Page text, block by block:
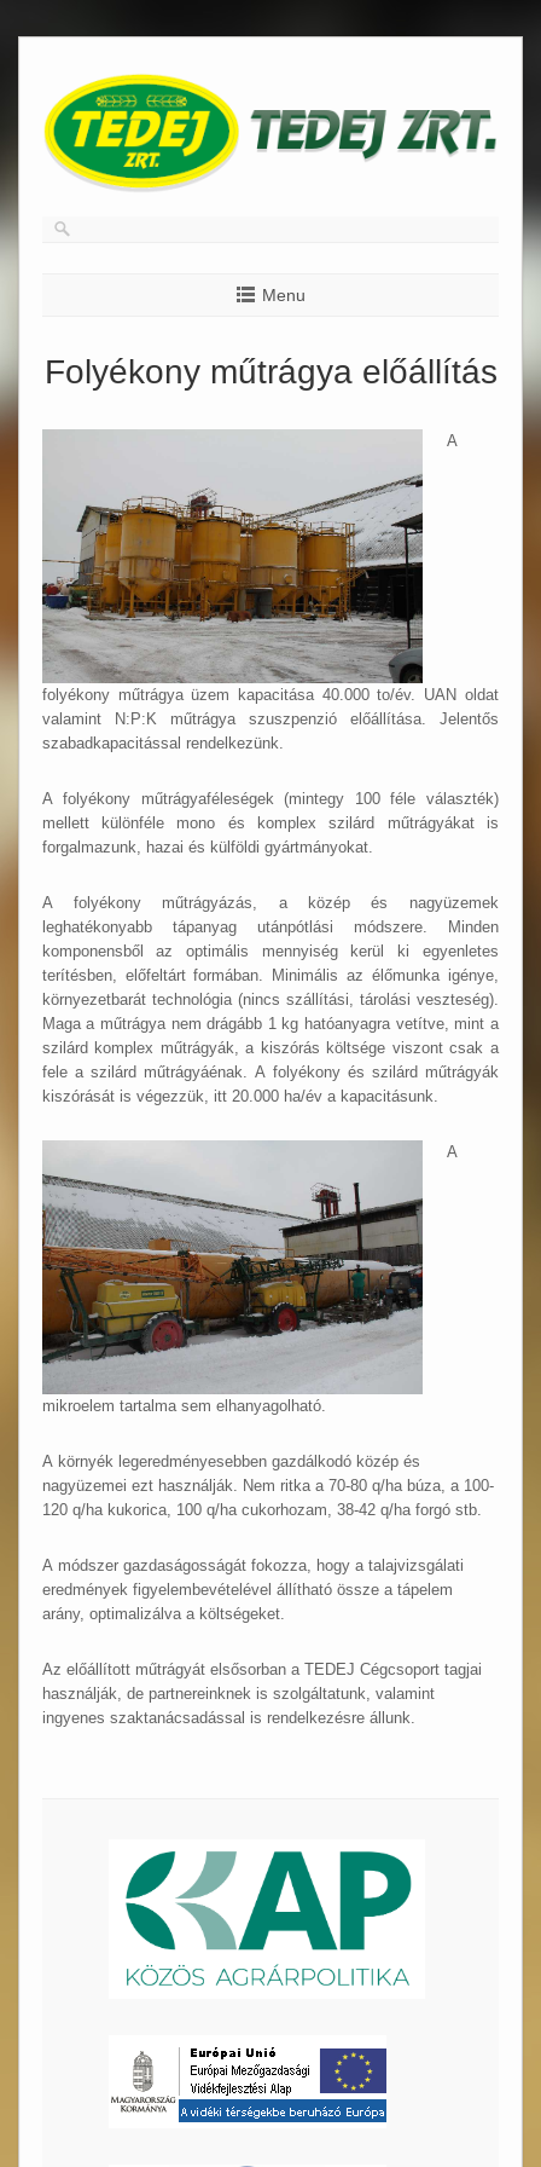
content
Menu
Folyékony műtrágya előállítás
A
folyékony műtrágya üzem kapacitása 40.000 to/év. UAN oldat
valamint N:P:K műtrágya szuszpenzió előállítása. Jelentős
szabadkapacitással rendelkezünk.
A folyékony műtrágyaféleségek (mintegy 100 féle választék)
mellett különféle mono és komplex szilárd műtrágyákat is
forgalmazunk, hazai és külföldi gyártmányokat.
A folyékony műtrágyázás, a közép és nagyüzemek
leghatékonyabb tápanyag utánpótlási módszere. Minden
komponensből az optimális mennyiség kerül ki egyenletes
terítésben, előfeltárt formában. Minimális az élőmunka igénye,
környezetbarát technológia (nincs szállítási, tárolási veszteség).
Maga a műtrágya nem drágább 1 kg hatóanyagra vetítve, mint a
szilárd komplex műtrágyák, a kiszórás költsége viszont csak a
fele a szilárd műtrágyáénak. A folyékony és szilárd műtrágyák
kiszórását is végezzük, itt 20.000 ha/év a kapacitásunk.
A
mikroelem tartalma sem elhanyagolható.
A környék legeredményesebben gazdálkodó közép és
nagyüzemei ezt használják. Nem ritka a 70-80 q/ha búza, a 100-
120 q/ha kukorica, 100 q/ha cukorhozam, 38-42 q/ha forgó stb.
A módszer gazdaságosságát fokozza, hogy a talajvizsgálati
eredmények figyelembevételével állítható össze a tápelem
arány, optimalizálva a költségeket.
Az előállított műtrágyát elsősorban a TEDEJ Cégcsoport tagjai
használják, de partnereinknek is szolgáltatunk, valamint
ingyenes szaktanácsadással is rendelkezésre állunk.